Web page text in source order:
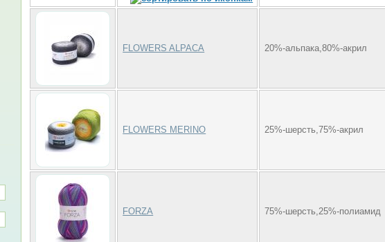
FLOWERS ALPACA 20%-альпака,80%-акрил
FLOWERS MERINO 25%-шерсть,75%-акрил
FORZA 75%-шерсть,25%-полиамид